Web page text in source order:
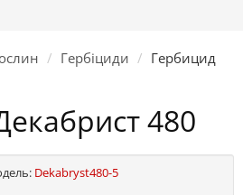
Гербіциди
Гербицид
480
Dekabryst480-5